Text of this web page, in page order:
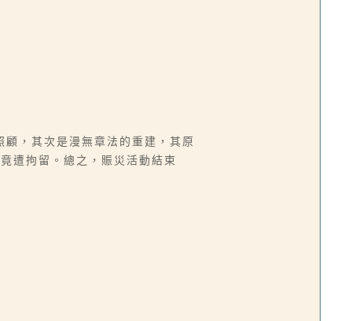
，其次是漫無章法的重建，其原
遭拘留。總之，賑災活動結束